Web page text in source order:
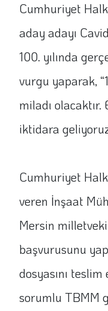
Cumhuriyet
aday adayı
100. yılında
vurgu yaparak,
miladı
iktidara
Cumhuriyet
veren İnşaat
Mersin
başvurusunu
dosyasını
sorumlu TBMM